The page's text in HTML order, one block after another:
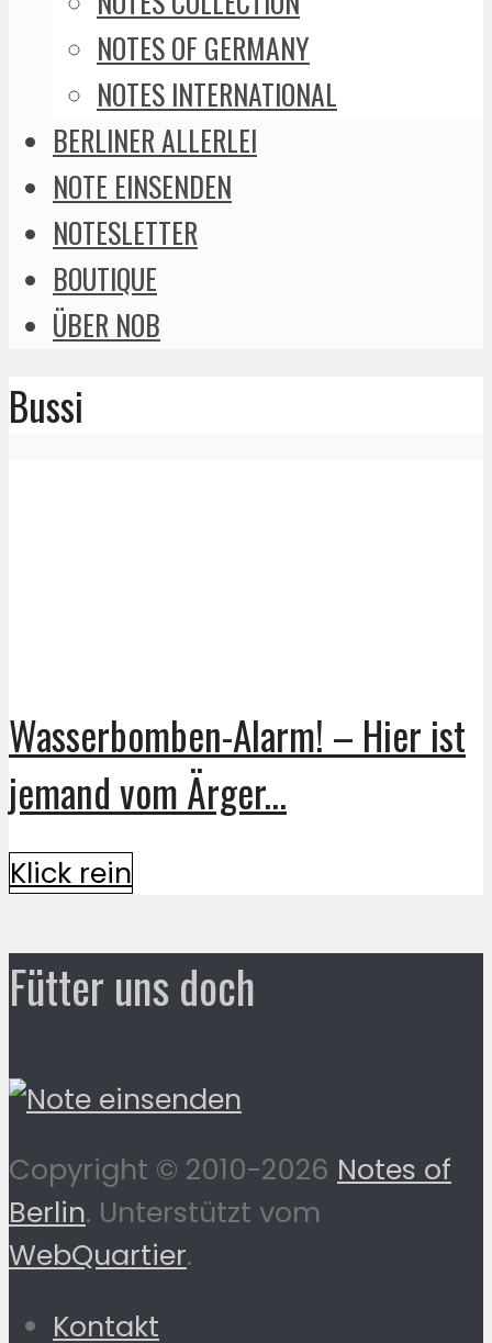
NOTES OF GERMANY
NOTES INTERNATIONAL
BERLINER ALLERLEI
NOTE EINSENDEN
NOTESLETTER
BOUTIQUE
ÜBER NOB
Bussi
Wasserbomben-Alarm! – Hier ist
jemand vom Ärger...
Klick rein
Fütter uns doch
Copyright © 2010-2026 Notes of
Berlin. Unterstützt vom
WebQuartier.
Kontakt